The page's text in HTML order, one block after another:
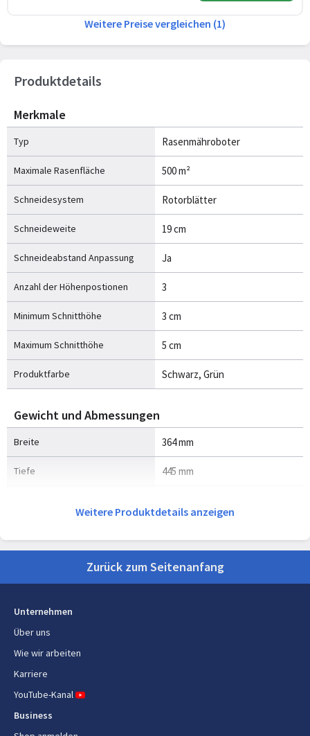
Weitere Preise vergleichen (1)
Produktdetails
Merkmale
Typ Rasenmähroboter
Maximale Rasenfläche 500 m²
Schneidesystem Rotorblätter
Schneideweite 19 cm
Schneideabstand Anpassung Ja
Anzahl der Höhenpostionen 3
Minimum Schnitthöhe 3 cm
Maximum Schnitthöhe 5 cm
Produktfarbe Schwarz, Grün
Gewicht und Abmessungen
Breite 364 mm
Tiefe 445 mm
Akku-/Batteriespannung
Akku-/Batterietechnologie
Weitere Produktdetails anzeigen
Zurück zum Seitenanfang
Unternehmen
Über uns
Wie wir arbeiten
Karriere
YouTube-Kanal
Business